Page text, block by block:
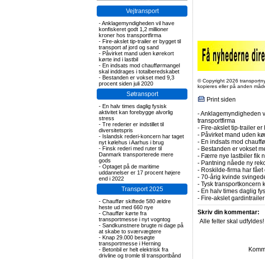
Vejtransport
-Anklagemyndigheden vil have
konfiskeret godt 1,2 millioner
kroner hos transportfirma
- Fire-akslet tip-trailer er bygget til
transport af jord og sand
- Påvirket mand uden kørekort
kørte ind i lastbil
- En indsats mod chaufførmangel
skal inddrages i totalberedskabet
- Bestanden er vokset med 9,3
procent siden juli 2020
Søtransport
- En halv times daglig fysisk
aktivitet kan forebygge alvorlig
stress
- Tre rederier er indstillet til
diversitetspris
- Islandsk rederi-koncern har taget
nyt kølehus i Aarhus i brug
- Finsk rederi med ruter til
Danmark transporterede mere
gods
- Optaget på de maritime
uddannelser er 17 procent højere
end i 2022
Transport 2025
- Chauffør skiftede 580 ældre
heste ud med 660 nye
- Chauffør kørte fra
transportmesse i nyt vogntog
- Sandkunstnere brugte ni dage på
at skabe to sværvægtere
- Knap 29.000 besøgte
transportmesse i Herning
- Betonbil er helt elektrisk fra
drivline og tromle til transportbånd
© Copyright 2026
kopieres eller på anden
Print siden
-Anklagemyndigheden
transportfirma
- Fire-akslet tip-trailer er
- Påvirket mand uden
- En indsats mod
- Bestanden er vokset
- Færre nye lastbiler fik
- Pantning nåede ny
- Roskilde-firma har
- 70-årig kvinde
- Tysk transportkoncern
- En halv times daglig
- Fire-akslet
Skriv din kommentar:
Alle felter skal udfyldes!